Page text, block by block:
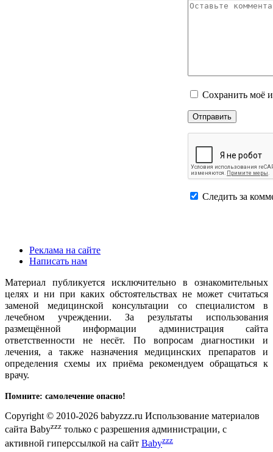
Сохранить моё
Следить за
Реклама на сайте
Написать нам
Материал публикуется исключительно в ознакомительных
целях и ни при каких обстоятельствах не может считаться
заменой медицинской консультации со специалистом в
лечебном учреждении. За результаты использования
размещённой информации администрация сайта
ответственности не несёт. По вопросам диагностики и
лечения, а также назначения медицинских препаратов и
определения схемы их приёма рекомендуем обращаться к
врачу.
Помните: самолечение опасно!
Copyright © 2010-2026 babyzzz.ru Использование материалов
сайта Babyzzz только с разрешения администрации, с
активной гиперссылкой на сайт Babyzzz